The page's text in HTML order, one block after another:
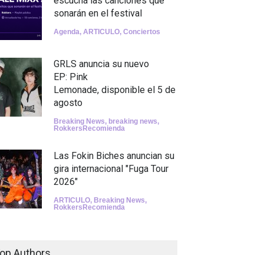
sonarán en el festival
Agenda, ARTICULO, Conciertos
GRLS anuncia su nuevo
EP: Pink
Lemonade, disponible el 5 de
agosto
Breaking News, breaking news,
RokkersRecomienda
Las Fokin Biches anuncian su
gira internacional "Fuga Tour
2026"
ARTICULO, Breaking News,
RokkersRecomienda